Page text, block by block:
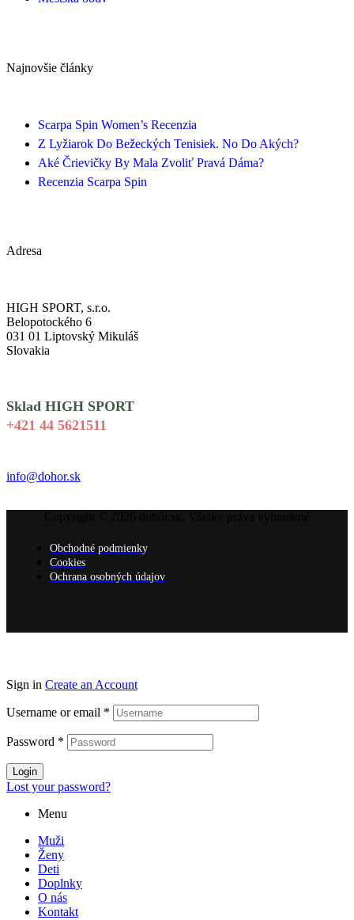
Najnovšie články
Scarpa Spin Women’s Recenzia
Z Lyžiarok Do Bežeckých Tenisiek. No Do Akých?
Aké Črievičky By Mala Zvoliť Pravá Dáma?
Recenzia Scarpa Spin
Adresa
HIGH SPORT, s.r.o.
Belopotockého 6
031 01 Liptovský Mikuláš
Slovakia
Sklad HIGH SPORT
+421 44 5621511
info@dohor.sk
Obchodné podmienky
Cookies
Ochrana osobných údajov
Sign in Create an Account
Username or email *
Password *
Login
Lost your password?
Menu
Muži
Ženy
Deti
Doplnky
O nás
Kontakt